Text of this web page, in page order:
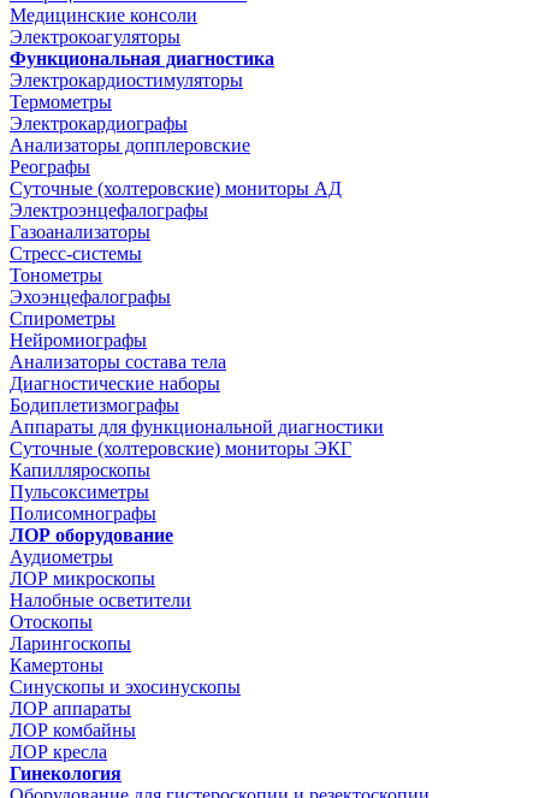
Медицинские консоли
Электрокоагуляторы
Функциональная диагностика
Электрокардиостимуляторы
Термометры
Электрокардиографы
Анализаторы допплеровские
Реографы
Суточные (холтеровские) мониторы АД
Электроэнцефалографы
Газоанализаторы
Стресс-системы
Тонометры
Эхоэнцефалографы
Спирометры
Нейромиографы
Анализаторы состава тела
Диагностические наборы
Бодиплетизмографы
Аппараты для функциональной диагностики
Суточные (холтеровские) мониторы ЭКГ
Капилляроскопы
Пульсоксиметры
Полисомнографы
ЛОР оборудование
Аудиометры
ЛОР микроскопы
Налобные осветители
Отоскопы
Ларингоскопы
Камертоны
Синускопы и эхосинускопы
ЛОР аппараты
ЛОР комбайны
ЛОР кресла
Гинекология